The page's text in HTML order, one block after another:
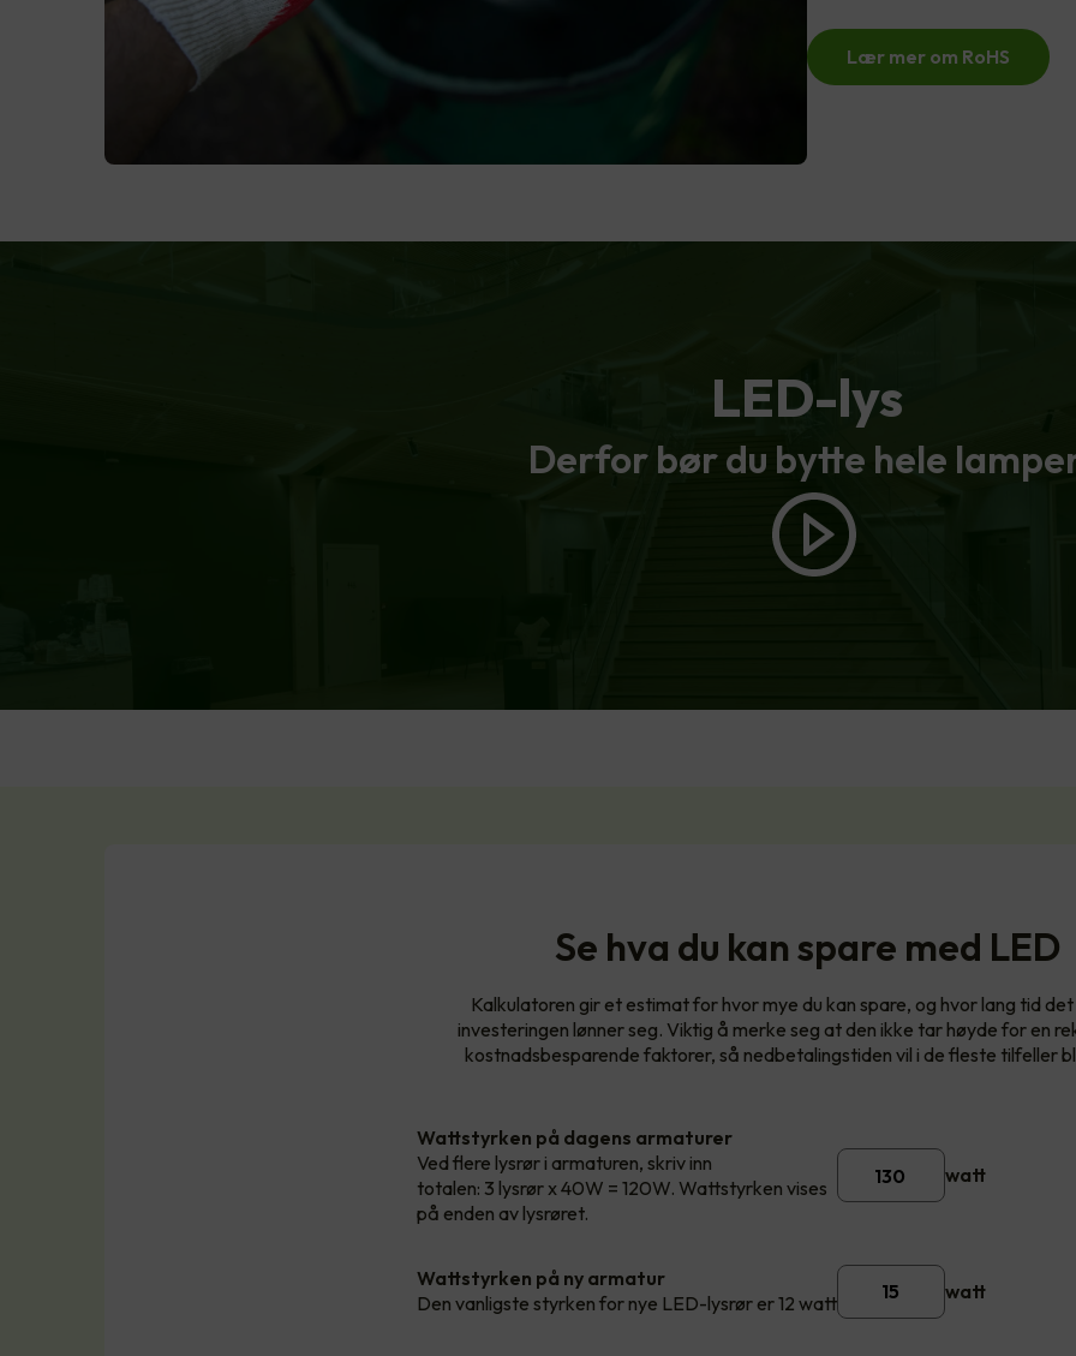
Lær mer om RoHS
LED-lys
Derfor bør du bytte hele
Se hva du kan spare med LED
Kalkulatoren gir et estimat for hvor mye du kan spare, og hvor lang tid
investeringen lønner seg. Viktig å merke seg at den ikke tar høyde for en
kostnadsbesparende faktorer, så nedbetalingstiden vil i de fleste tilfeller
Wattstyrken på dagens armaturer
Ved flere lysrør i armaturen, skriv inn
totalen: 3 lysrør x 40W = 120W. Wattstyrken vises
på enden av lysrøret.
watt
Wattstyrken på ny armatur
Den vanligste styrken for nye LED-lysrør er 12 watt
watt